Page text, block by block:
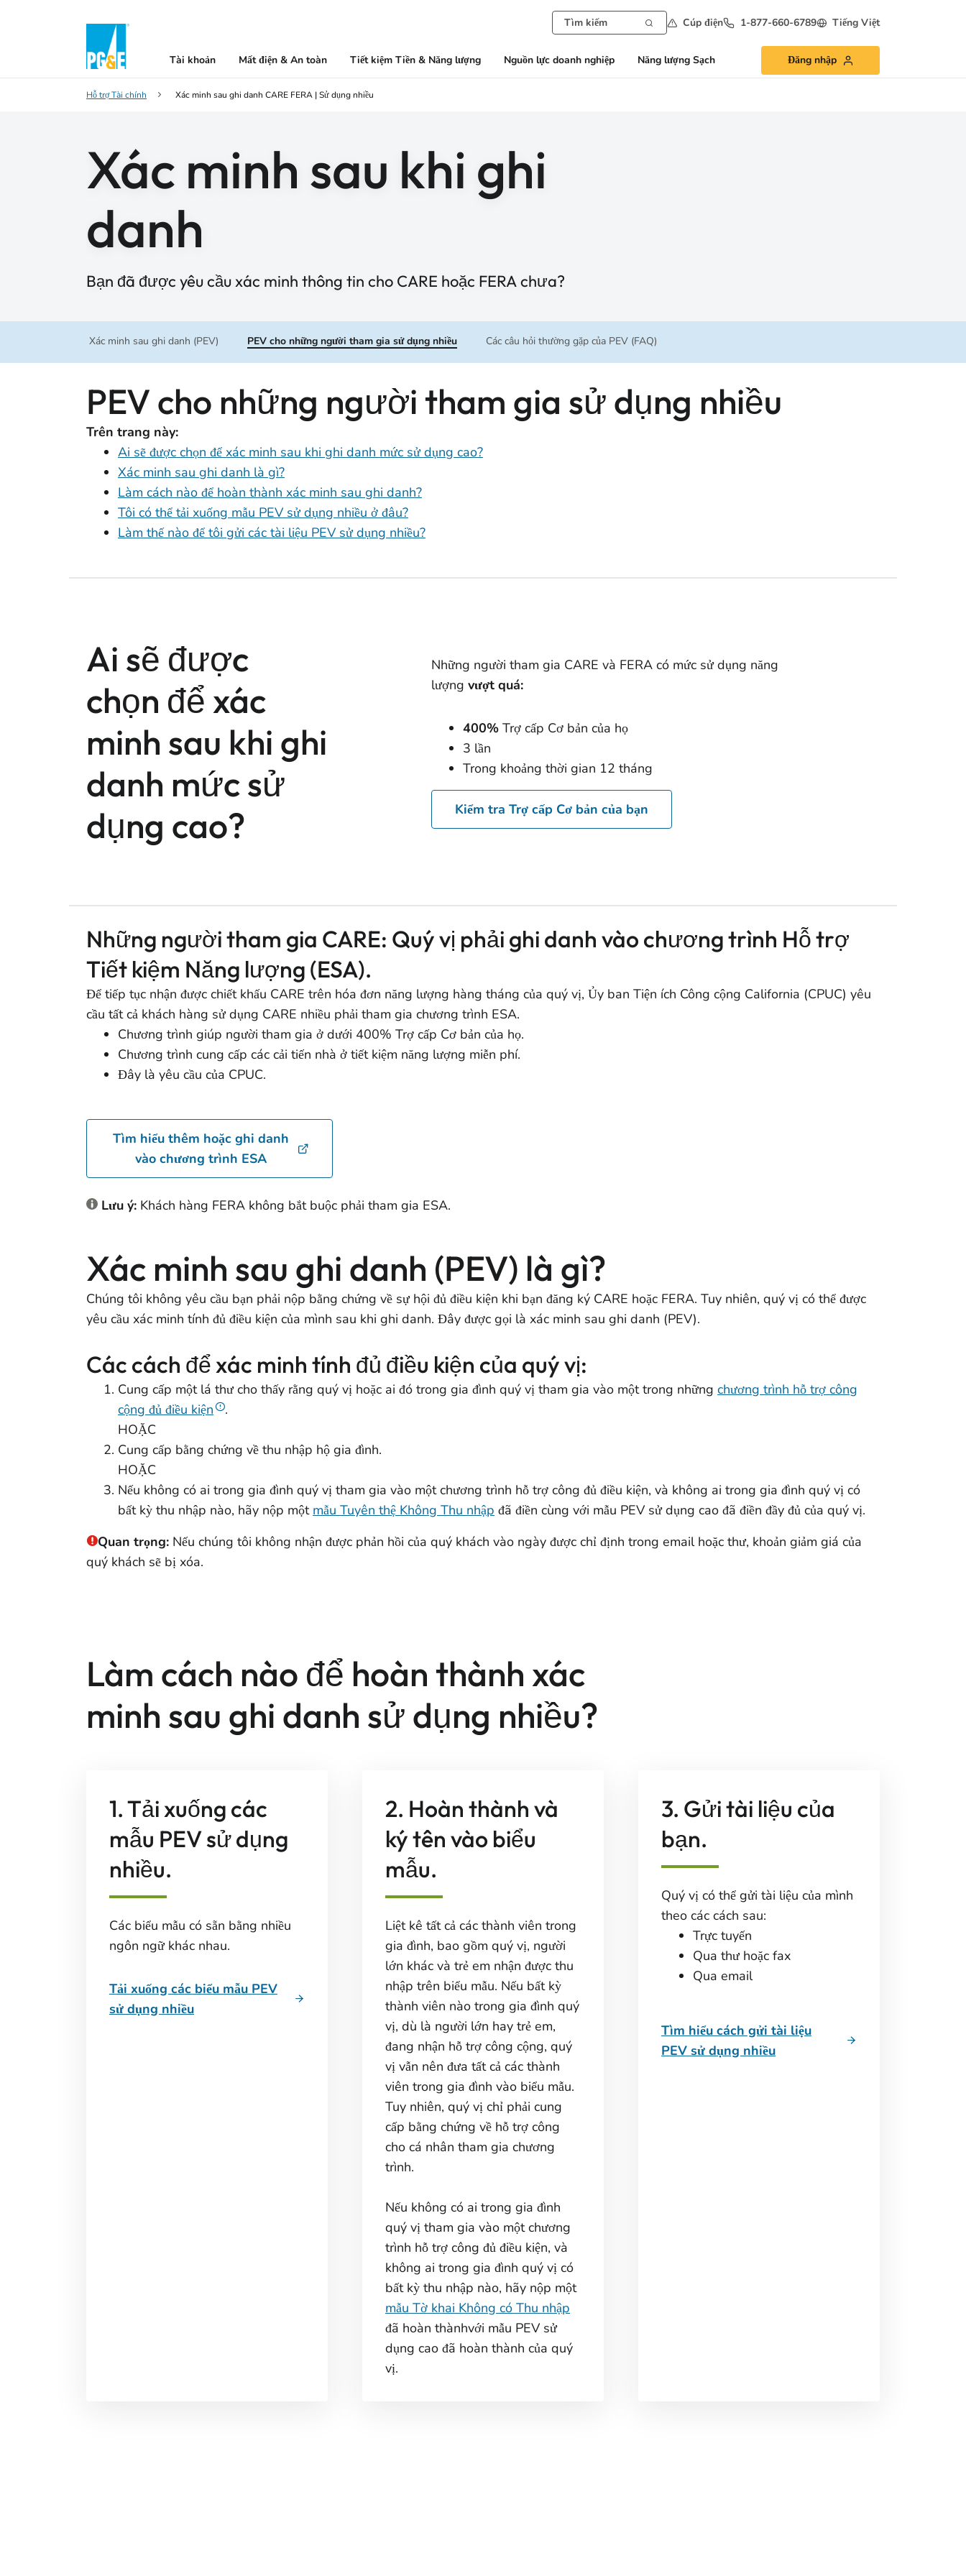
Cúp điện 1-877-660-6789 Tiếng Việt
Tài khoản Mất điện & An toàn Tiết kiệm Tiền & Năng lượng Nguồn lực doanh nghiệp Năng lượng Sạch Đăng nhập
Hỗ trợ Tài chính Xác minh sau ghi danh CARE FERA | Sử dụng nhiều
Xác minh sau khi ghi
danh
Bạn đã được yêu cầu xác minh thông tin cho CARE hoặc FERA chưa?
Xác minh sau ghi danh (PEV) PEV cho những người tham gia sử dụng nhiều Các câu hỏi thường gặp của PEV (FAQ)
PEV cho những người tham gia sử dụng nhiều
Trên trang này:
Ai sẽ được chọn để xác minh sau khi ghi danh mức sử dụng cao?
Xác minh sau ghi danh là gì?
Làm cách nào để hoàn thành xác minh sau ghi danh?
Tôi có thể tải xuống mẫu PEV sử dụng nhiều ở đâu?
Làm thế nào để tôi gửi các tài liệu PEV sử dụng nhiều?
Ai sẽ được
chọn để xác
minh sau khi ghi
danh mức sử
dụng cao?
Những người tham gia CARE và FERA có mức sử dụng năng
lượng vượt quá:
400% Trợ cấp Cơ bản của họ
3 lần
Trong khoảng thời gian 12 tháng
Kiểm tra Trợ cấp Cơ bản của bạn
Những người tham gia CARE: Quý vị phải ghi danh vào chương trình Hỗ trợ
Tiết kiệm Năng lượng (ESA).
Để tiếp tục nhận được chiết khấu CARE trên hóa đơn năng lượng hàng tháng của quý vị, Ủy ban Tiện ích Công cộng California (CPUC) yêu
cầu tất cả khách hàng sử dụng CARE nhiều phải tham gia chương trình ESA.
Chương trình giúp người tham gia ở dưới 400% Trợ cấp Cơ bản của họ.
Chương trình cung cấp các cải tiến nhà ở tiết kiệm năng lượng miễn phí.
Đây là yêu cầu của CPUC.
Tìm hiểu thêm hoặc ghi danh
vào chương trình ESA
Lưu ý: Khách hàng FERA không bắt buộc phải tham gia ESA.
Xác minh sau ghi danh (PEV) là gì?
Chúng tôi không yêu cầu bạn phải nộp bằng chứng về sự hội đủ điều kiện khi bạn đăng ký CARE hoặc FERA. Tuy nhiên, quý vị có thể được
yêu cầu xác minh tính đủ điều kiện của mình sau khi ghi danh. Đây được gọi là xác minh sau ghi danh (PEV).
Các cách để xác minh tính đủ điều kiện của quý vị:
Cung cấp một lá thư cho thấy rằng quý vị hoặc ai đó trong gia đình quý vị tham gia vào một trong những chương trình hỗ trợ công
cộng đủ điều kiện
.
HOẶC
Cung cấp bằng chứng về thu nhập hộ gia đình.
HOẶC
Nếu không có ai trong gia đình quý vị tham gia vào một chương trình hỗ trợ công đủ điều kiện, và không ai trong gia đình quý vị có
bất kỳ thu nhập nào, hãy nộp một mẫu Tuyên thệ Không Thu nhập đã điền cùng với mẫu PEV sử dụng cao đã điền đầy đủ của quý vị.
Quan trọng: Nếu chúng tôi không nhận được phản hồi của quý khách vào ngày được chỉ định trong email hoặc thư, khoản giảm giá của
quý khách sẽ bị xóa.
Làm cách nào để hoàn thành xác
minh sau ghi danh sử dụng nhiều?
1. Tải xuống các
mẫu PEV sử dụng
nhiều.
Các biểu mẫu có sẵn bằng nhiều
ngôn ngữ khác nhau.
Tải xuống các biểu mẫu PEV
sử dụng nhiều
2. Hoàn thành và
ký tên vào biểu
mẫu.
Liệt kê tất cả các thành viên trong
gia đình, bao gồm quý vị, người
lớn khác và trẻ em nhận được thu
nhập trên biểu mẫu. Nếu bất kỳ
thành viên nào trong gia đình quý
vị, dù là người lớn hay trẻ em,
đang nhận hỗ trợ công cộng, quý
vị vẫn nên đưa tất cả các thành
viên trong gia đình vào biểu mẫu.
Tuy nhiên, quý vị chỉ phải cung
cấp bằng chứng về hỗ trợ công
cho cá nhân tham gia chương
trình.
Nếu không có ai trong gia đình
quý vị tham gia vào một chương
trình hỗ trợ công đủ điều kiện, và
không ai trong gia đình quý vị có
bất kỳ thu nhập nào, hãy nộp một
mẫu Tờ khai Không có Thu nhập
đã hoàn thànhvới mẫu PEV sử
dụng cao đã hoàn thành của quý
vị.
3. Gửi tài liệu của
bạn.
Quý vị có thể gửi tài liệu của mình
theo các cách sau:
Trực tuyến
Qua thư hoặc fax
Qua email
Tìm hiểu cách gửi tài liệu
PEV sử dụng nhiều